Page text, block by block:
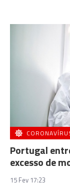
Portugal
excesso de
15 Fev 17:23